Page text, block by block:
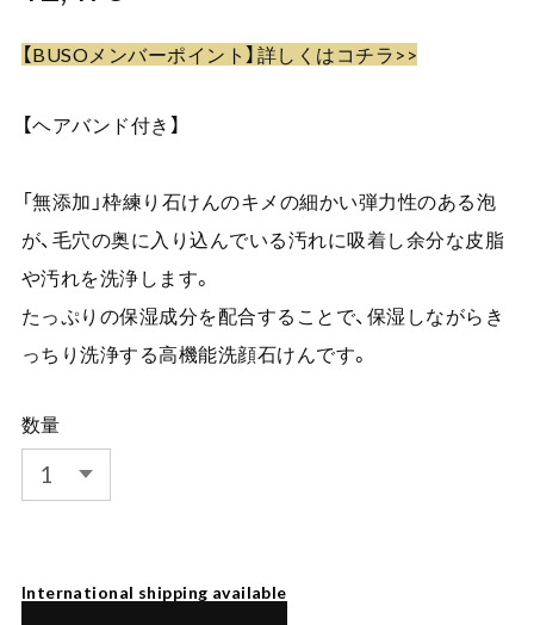
【BUSOメンバーポイント】詳しくはコチラ>>
【ヘアバンド付き】
「無添加」枠練り石けんのキメの細かい弾力性のある泡
が、毛穴の奥に入り込んでいる汚れに吸着し余分な皮脂
や汚れを洗浄します。
たっぷりの保湿成分を配合することで、保湿しながらき
っちり洗浄する高機能洗顔石けんです。
数量
International shipping available